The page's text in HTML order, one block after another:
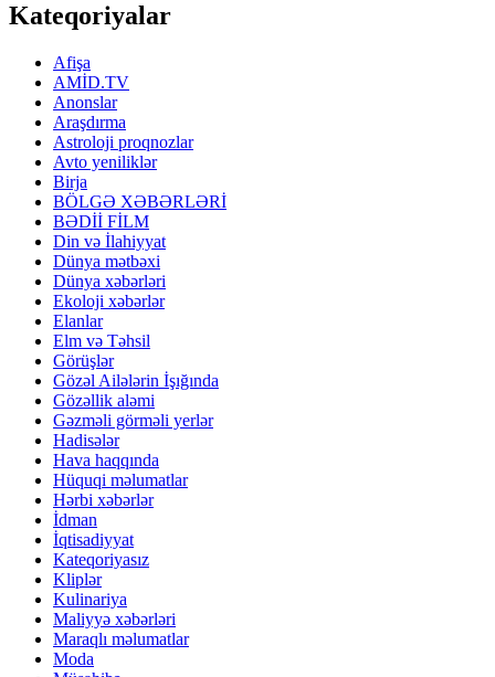
Kateqoriyalar
Afişa
AMİD.TV
Anonslar
Araşdırma
Astroloji proqnozlar
Avto yeniliklər
Birja
BÖLGƏ XƏBƏRLƏRİ
BƏDİİ FİLM
Din və İlahiyyat
Dünya mətbəxi
Dünya xəbərləri
Ekoloji xəbərlər
Elanlar
Elm və Təhsil
Görüşlər
Gözəl Ailələrin İşığında
Gözəllik aləmi
Gəzməli görməli yerlər
Hadisələr
Hava haqqında
Hüquqi məlumatlar
Hərbi xəbərlər
İdman
İqtisadiyyat
Kateqoriyasız
Kliplər
Kulinariya
Maliyyə xəbərləri
Maraqlı məlumatlar
Moda